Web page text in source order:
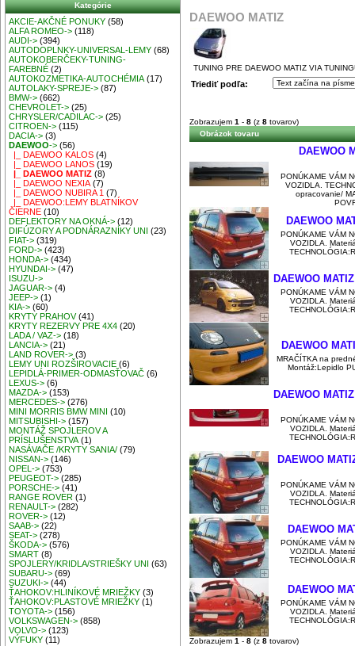
Kategórie
AKCIE-AKČNÉ PONUKY (58)
ALFA ROMEO-> (118)
AUDI-> (394)
AUTODOPLNKY-UNIVERSAL-LEMY (68)
AUTOKOBERČEKY-TUNING-
FAREBNÉ (2)
AUTOKOZMETIKA-AUTOCHÉMIA (17)
AUTOLAKY-SPREJE-> (87)
BMW-> (662)
CHEVROLET-> (25)
CHRYSLER/CADILAC-> (25)
CITROEN-> (115)
DACIA-> (3)
DAEWOO-> (56)
|_ DAEWOO KALOS (4)
|_ DAEWOO LANOS (19)
|_ DAEWOO MATIZ (8)
|_ DAEWOO NEXIA (7)
|_ DAEWOO NUBIRA 1 (7)
|_ DAEWOO:LEMY BLATNÍKOV
ČIERNE (10)
DEFLEKTORY NA OKNÁ-> (12)
DIFÚZORY A PODNÁRAZNÍKY UNI
(23)
FIAT-> (319)
FORD-> (423)
HONDA-> (434)
HYUNDAI-> (47)
ISUZU->
JAGUAR-> (4)
JEEP-> (1)
KIA-> (60)
KRYTY PRAHOV(41)
KRYTY REZERVY PRE 4X4 (20)
LADA / VAZ-> (18)
LANCIA-> (21)
LAND ROVER-> (3)
LEMY UNI ROZŠIROVACIE (6)
LEPIDLÁ-PRIMER-ODMASŤOVAČ (6)
LEXUS-> (6)
MAZDA-> (153)
MERCEDES-> (276)
MINI MORRIS BMW MINI
(10)
MITSUBISHI-> (157)
MONTÁŽ SPOJLEROV A
PRÍSLUŠENSTVA (1)
NASÁVAČE /KRYTY SANIA/ (79)
NISSAN-> (146)
OPEL-> (753)
PEUGEOT-> (285)
PORSCHE-> (41)
RANGE ROVER (1)
RENAULT-> (282)
ROVER-> (12)
SAAB-> (22)
SEAT-> (278)
ŠKODA-> (576)
SMART (8)
SPOJLERY/KRIDLA/STRIEŠKY UNI
(63)
SUBARU-> (69)
SUZUKI-> (44)
ŤAHOKOV:HLINÍKOVÉ MRIEŽKY (3)
ŤAHOKOV:PLASTOVÉ MRIEŽKY (1)
TOYOTA-> (156)
VOLKSWAGEN-> (858)
VOLVO-> (123)
VÝFUKY (11)
DAEWOO MATIZ
TUNING PRE DAEWOO MATIZ VIA
Triediť podľa:
Zobrazujem 1 - 8 (z 8 tovarov)
Obrázok tovaru
DAEWOO
PONÚKAME VÁM
VOZIDLA.
opracovanie/
DAEWOO
PONÚKAME VÁM
VOZIDLA.
DAEWOO
PONÚKAME VÁM
VOZIDLA.
DAEWOO
MRAČÍTKA na
Montáž:Lepidlo
DAEWOO
PONÚKAME VÁM
VOZIDLA.
DAEWOO
PONÚKAME VÁM
VOZIDLA.
DAEWOO
PONÚKAME VÁM
VOZIDLA.
DAEWOO
PONÚKAME VÁM
VOZIDLA.
Zobrazujem 1 - 8 (z 8 tovarov)